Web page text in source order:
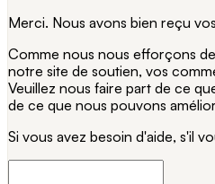
Merci. Nous avons bien reçu
Comme nous nous efforçons
notre site de soutien, vos
Veuillez nous faire part de ce
de ce que nous pouvons
Si vous avez besoin d'aide, s'il